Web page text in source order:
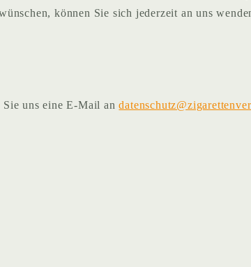
können Sie sich jederzeit an uns
Sie uns eine E-Mail an